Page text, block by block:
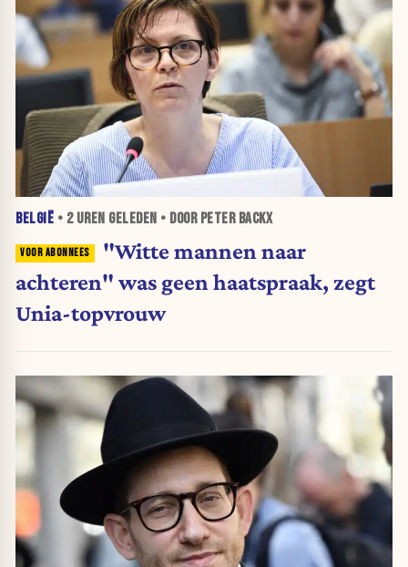
BELGIË • 2 UREN GELEDEN • DOOR PETER BACKX
"Witte mannen naar
achteren" was geen haatspraak, zegt
Unia-topvrouw